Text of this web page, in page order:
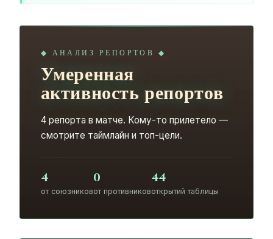
◆ АНАЛИЗ РЕПОРТОВ ◆
Умеренная
активность репортов
4 репорта в матче. Кому-то прилетело —
смотрите таймлайн и топ-цели.
4
от союзников
0
от противников
44
открытий таблицы